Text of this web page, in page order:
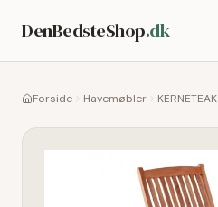
DenBedsteShop.dk
Forside Havemøbler KERNETEAK